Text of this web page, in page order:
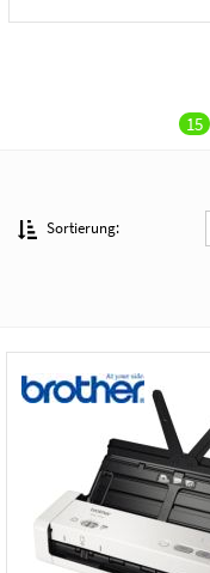
15
Sortierung: